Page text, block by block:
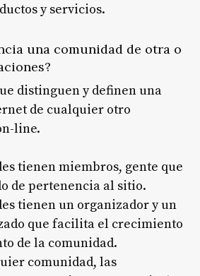
y servicios.
una comunidad de otra o
distinguen y definen una
de cualquier otro
line.
tienen miembros, gente que
de pertenencia al sitio.
tienen un organizador y un
que facilita el crecimiento
de la comunidad.
comunidad, las